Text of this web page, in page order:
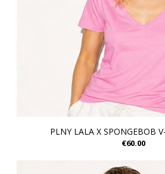
PLNY LALA X SPONGEBOB
€60.00